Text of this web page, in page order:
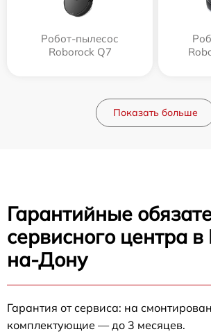
Робот-пылесос
Roborock Q7
Показать больше
Гарантийные
сервисного центра в
на-Дону
Гарантия от сервиса: на
комплектующие — до 3 месяцев.